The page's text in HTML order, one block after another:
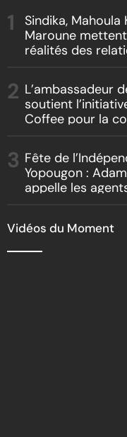
Sindika, Mahoula
Maroune
réalités des
L’ambassadeur
soutient
Coffee pour la
Fête de
Yopougon :
appelle les
Vidéos du Moment